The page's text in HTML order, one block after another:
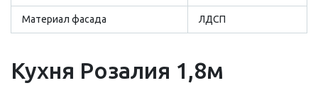
Материал фасада ЛДСП
Кухня Розалия 1,8м